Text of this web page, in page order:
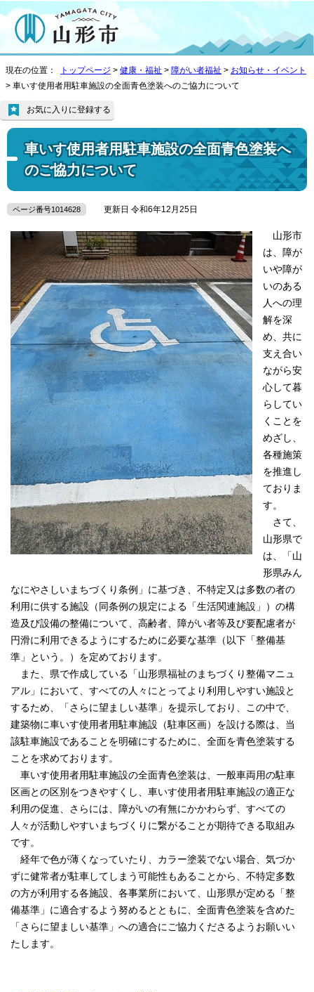
現在の位置： トップページ > 健康・福祉 > 障がい者福祉 > お知らせ・イベント
> 車いす使用者用駐車施設の全面青色塗装へのご協力について
車いす使用者用駐車施設の全面青色塗装へ
のご協力について
お気に入りに登録する
ページ番号1014628 更新日 令和6年12月25日
山形市
は、障が
いや障が
いのある
人への理
解を深
め、共に
支え合い
ながら安
心して暮
らしてい
くことを
めざし、
各種施策
を推進し
ておりま
す。
さて、
山形県で
は、「山
形県みん
なにやさしいまちづくり条例」に基づき、不特定又は多数の者の
利用に供する施設（同条例の規定による「生活関連施設」）の構
造及び設備の整備について、高齢者、障がい者等及び要配慮者が
円滑に利用できるようにするために必要な基準（以下「整備基
準」という。）を定めております。
また、県で作成している「山形県福祉のまちづくり整備マニュ
アル」において、すべての人々にとってより利用しやすい施設と
するため、「さらに望ましい基準」を提示しており、この中で、
建築物に車いす使用者用駐車施設（駐車区画）を設ける際は、当
該駐車施設であることを明確にするために、全面を青色塗装する
ことを求めております。
車いす使用者用駐車施設の全面青色塗装は、一般車両用の駐車
区画との区別をつきやすくし、車いす使用者用駐車施設の適正な
利用の促進、さらには、障がいの有無にかかわらず、すべての
人々が活動しやすいまちづくりに繋がることが期待できる取組み
です。
経年で色が薄くなっていたり、カラー塗装でない場合、気づか
ずに健常者が駐車してしまう可能性もあることから、不特定多数
の方が利用する各施設、各事業所において、山形県が定める「整
備基準」に適合するよう努めるとともに、全面青色塗装を含めた
「さらに望ましい基準」への適合にご協力くださるようお願いい
たします。